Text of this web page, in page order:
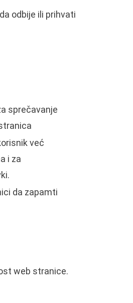
odbije ili prihvati
sprečavanje
već
i za
da zapamti
web stranice.